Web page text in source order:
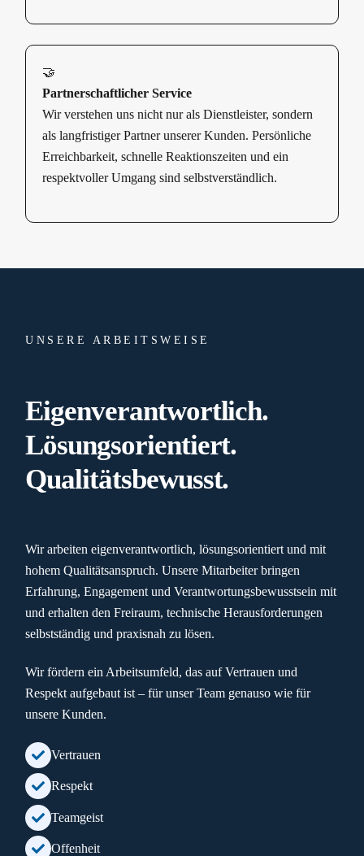
🤝
Partnerschaftlicher Service
Wir verstehen uns nicht nur als Dienstleister, sondern
als langfristiger Partner unserer Kunden. Persönliche
Erreichbarkeit, schnelle Reaktionszeiten und ein
respektvoller Umgang sind selbstverständlich.
UNSERE ARBEITSWEISE
Eigenverantwortlich.
Lösungsorientiert.
Qualitätsbewusst.
Wir arbeiten eigenverantwortlich, lösungsorientiert und mit
hohem Qualitätsanspruch. Unsere Mitarbeiter bringen
Erfahrung, Engagement und Verantwortungsbewusstsein mit
und erhalten den Freiraum, technische Herausforderungen
selbstständig und praxisnah zu lösen.
Wir fördern ein Arbeitsumfeld, das auf Vertrauen und
Respekt aufgebaut ist – für unser Team genauso wie für
unsere Kunden.
Vertrauen
Respekt
Teamgeist
Offenheit